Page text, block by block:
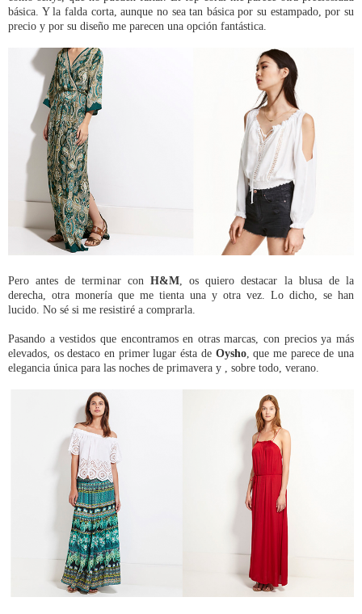
básica. Y la falda corta, aunque no sea tan básica por su estampado, por su
precio y por su diseño me parecen una opción fantástica.
Pero antes de terminar con H&M, os quiero destacar la blusa de la
derecha, otra monería que me tienta una y otra vez. Lo dicho, se han
lucido. No sé si me resistiré a comprarla.
Pasando a vestidos que encontramos en otras marcas, con precios ya más
elevados, os destaco en primer lugar ésta de Oysho, que me parece de una
elegancia única para las noches de primavera y , sobre todo, verano.